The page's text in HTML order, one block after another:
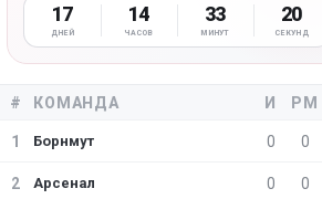
17
ДНЕЙ
14
ЧАСОВ
33
МИНУТ
19
СЕКУНД
# КОМАНДА И РМ
1 Борнмут 0 0
2 Арсенал 0 0